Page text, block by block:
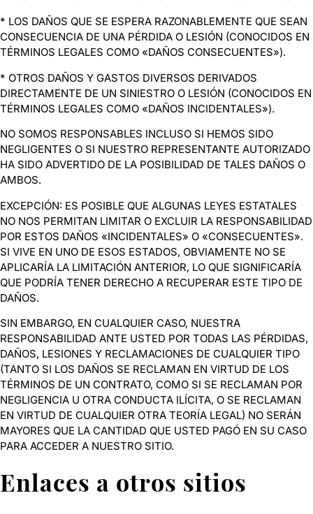
* LOS DAÑOS QUE SE ESPERA RAZONABLEMENTE QUE SEAN
CONSECUENCIA DE UNA PÉRDIDA O LESIÓN (CONOCIDOS EN
TÉRMINOS LEGALES COMO «DAÑOS CONSECUENTES»).
* OTROS DAÑOS Y GASTOS DIVERSOS DERIVADOS
DIRECTAMENTE DE UN SINIESTRO O LESIÓN (CONOCIDOS EN
TÉRMINOS LEGALES COMO «DAÑOS INCIDENTALES»).
NO SOMOS RESPONSABLES INCLUSO SI HEMOS SIDO
NEGLIGENTES O SI NUESTRO REPRESENTANTE AUTORIZADO
HA SIDO ADVERTIDO DE LA POSIBILIDAD DE TALES DAÑOS O
AMBOS.
EXCEPCIÓN: ES POSIBLE QUE ALGUNAS LEYES ESTATALES
NO NOS PERMITAN LIMITAR O EXCLUIR LA RESPONSABILIDAD
POR ESTOS DAÑOS «INCIDENTALES» O «CONSECUENTES».
SI VIVE EN UNO DE ESOS ESTADOS, OBVIAMENTE NO SE
APLICARÍA LA LIMITACIÓN ANTERIOR, LO QUE SIGNIFICARÍA
QUE PODRÍA TENER DERECHO A RECUPERAR ESTE TIPO DE
DAÑOS.
SIN EMBARGO, EN CUALQUIER CASO, NUESTRA
RESPONSABILIDAD ANTE USTED POR TODAS LAS PÉRDIDAS,
DAÑOS, LESIONES Y RECLAMACIONES DE CUALQUIER TIPO
(TANTO SI LOS DAÑOS SE RECLAMAN EN VIRTUD DE LOS
TÉRMINOS DE UN CONTRATO, COMO SI SE RECLAMAN POR
NEGLIGENCIA U OTRA CONDUCTA ILÍCITA, O SE RECLAMAN
EN VIRTUD DE CUALQUIER OTRA TEORÍA LEGAL) NO SERÁN
MAYORES QUE LA CANTIDAD QUE USTED PAGÓ EN SU CASO
PARA ACCEDER A NUESTRO SITIO.
Enlaces a otros sitios